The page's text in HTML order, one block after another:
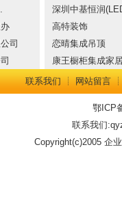
司
深圳中基恒润
高特装饰
恋晴集成吊顶
康王橱柜集成家
联系我们 ┊ 网站留言
鄂ICP
联系我们
Copyright(c)2005 企